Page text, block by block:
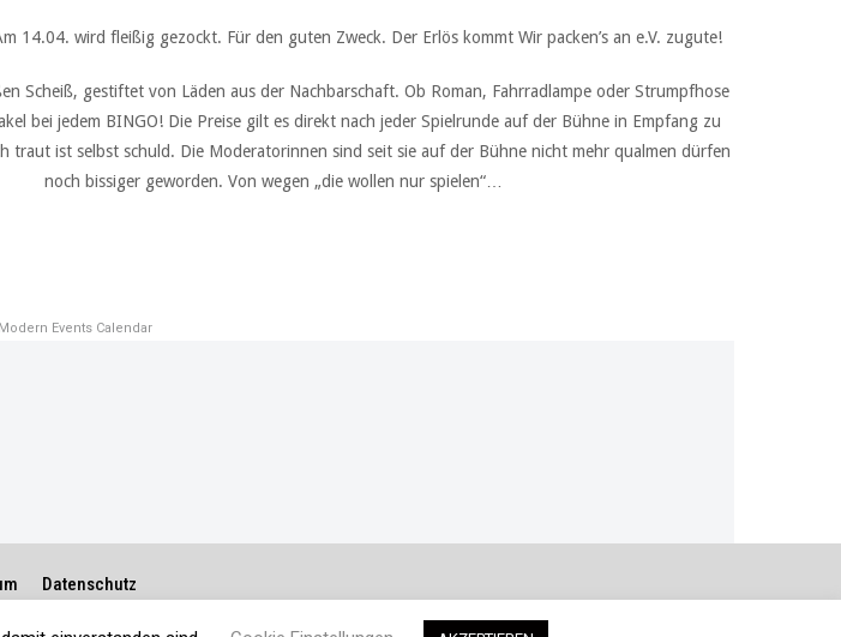
14.04. wird fleißig gezockt. Für den guten Zweck. Der Erlös kommt Wir packen’s an e.V. zugute!
Scheiß, gestiftet von Läden aus der Nachbarschaft. Ob Roman, Fahrradlampe oder Strumpfhose
bei jedem BINGO! Die Preise gilt es direkt nach jeder Spielrunde auf der Bühne in Empfang zu
traut ist selbst schuld. Die Moderatorinnen sind seit sie auf der Bühne nicht mehr qualmen dürfen
noch bissiger geworden. Von wegen „die wollen nur spielen“…
Modern Events Calendar
Datenschutz